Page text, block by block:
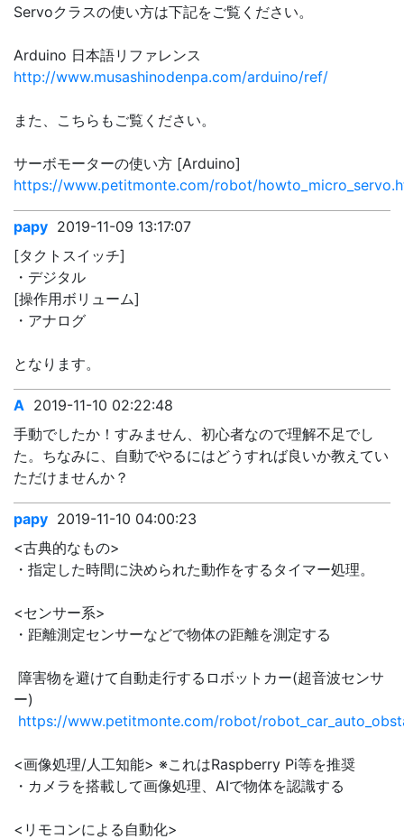
Servoクラスの使い方は下記をご覧ください。
Arduino 日本語リファレンス
http://www.musashinodenpa.com/arduino/ref/
また、こちらもご覧ください。
サーボモーターの使い方 [Arduino]
https://www.petitmonte.com/robot/
papy 2019-11-09 13:17:07
[タクトスイッチ]
・デジタル
[操作用ボリューム]
・アナログ
となります。
A 2019-11-10 02:22:48
手動でしたか！すみません、初心者なので理解不足でし
た。ちなみに、自動でやるにはどうすれば良いか教えてい
ただけませんか？
papy 2019-11-10 04:00:23
<古典的なもの>
・指定した時間に決められた動作をするタイマー処理。
<センサー系>
・距離測定センサーなどで物体の距離を測定する
障害物を避けて自動走行するロボットカー(超音波センサ
ー)
https://www.petitmonte.com/robot/
<画像処理/人工知能> ※これはRaspberry Pi等を推奨
・カメラを搭載して画像処理、AIで物体を認識する
<リモコンによる自動化>